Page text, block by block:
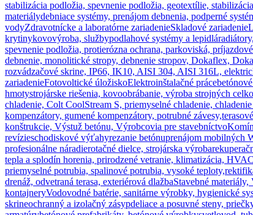
stabilizácia podložia, spevnenie podložia, geotextílie,
materiálydebniace systémy, prenájom debnenia, podperné
vodyZdravotnícke a laboratórne zariadenieSkladové zariadenie
krytinykovovýroba, službypodlahové systémy a lepidlá
spevnenie podložia, protierózna ochrana, parkoviská,
debnenie, monolitické stropy, debnenie stropov, Dokaflex,
rozvádzačové skrine, IP66, IK10, AISI 304, AISI 316L,
zariadenieFotovoltické úložiskoElektroinštalačné práce
hmotystrojárske riešenia, kovoobrábanie, výroba strojných
chladenie, Colt CoolStream S, priemyselné chladenie,
kompenzátory, gumené kompenzátory, potrubné závesy,
konštrukcie, Výstuž betónu, Výrobcovia pre stavebníctvo
revízieschodiskové výťahyrezanie betónuprenájom mobilných
profesionálne náradierotačné dielce, strojárska výroba
tepla a splodín horenia, prirodzené vetranie, klimatizácia,
priemyselné potrubia, spalinové potrubia, vysoké teploty,
drenáž, odvetraná terasa, exteriérová dlažbaStavebné
kontajneryVodovodné batérie, sanitárne výrobky, hygienické
skrineochranný a izolačný zásypdeliace a posuvné steny,